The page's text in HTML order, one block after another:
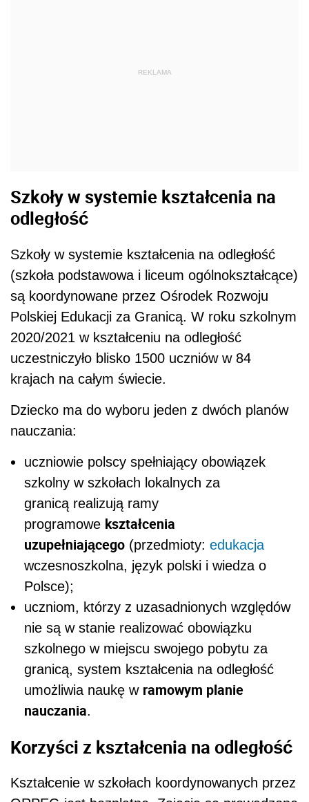
REKLAMA
Szkoły w systemie kształcenia na
odległość
Szkoły w systemie kształcenia na odległość
(szkoła podstawowa i liceum ogólnokształcące)
są koordynowane przez Ośrodek Rozwoju
Polskiej Edukacji za Granicą. W roku szkolnym
2020/2021 w kształceniu na odległość
uczestniczyło blisko 1500 uczniów w 84
krajach na całym świecie.
Dziecko ma do wyboru jeden z dwóch planów
nauczania:
uczniowie polscy spełniający obowiązek
szkolny w szkołach lokalnych za
granicą realizują ramy
programowe kształcenia
uzupełniającego (przedmioty: edukacja
wczesnoszkolna, język polski i wiedza o
Polsce);
uczniom, którzy z uzasadnionych względów
nie są w stanie realizować obowiązku
szkolnego w miejscu swojego pobytu za
granicą, system kształcenia na odległość
umożliwia naukę w ramowym planie
nauczania.
Korzyści z kształcenia na odległość
Kształcenie w szkołach koordynowanych przez